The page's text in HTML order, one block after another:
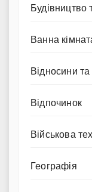
Будівництво
Ванна
Відносини
Відпочинок
Військова
Географія